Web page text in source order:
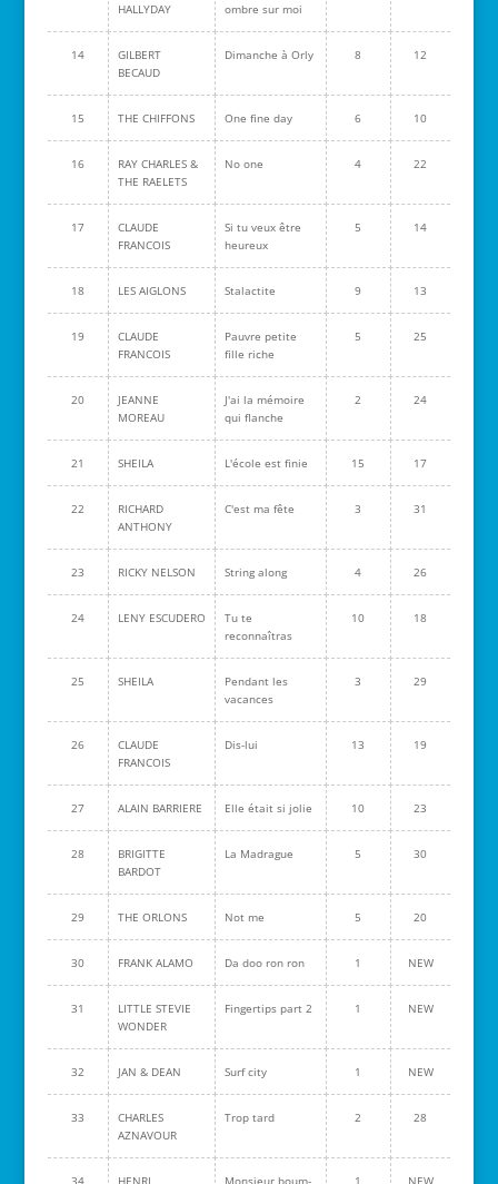
HALLYDAY
ombre sur moi
14
GILBERT
BECAUD
Dimanche à Orly 8 12
15 THE CHIFFONS One fine day 6 10
16
RAY CHARLES &
THE RAELETS
No one 4 22
17
CLAUDE
FRANCOIS
Si tu veux être
heureux
5 14
18 LES AIGLONS Stalactite 9 13
19
CLAUDE
FRANCOIS
Pauvre petite
fille riche
5 25
20
JEANNE
MOREAU
J'ai la mémoire
qui flanche
2 24
21 SHEILA L'école est finie 15 17
22
RICHARD
ANTHONY
C'est ma fête 3 31
23 RICKY NELSON String along 4 26
24 LENY ESCUDERO
Tu te
reconnaîtras
10 18
25 SHEILA
Pendant les
vacances
3 29
26
CLAUDE
FRANCOIS
Dis-lui 13 19
27 ALAIN BARRIERE Elle était si jolie 10 23
28
BRIGITTE
BARDOT
La Madrague 5 30
29 THE ORLONS Not me 5 20
30 FRANK ALAMO Da doo ron ron 1 NEW
31
LITTLE STEVIE
WONDER
Fingertips part 2 1 NEW
32 JAN & DEAN Surf city 1 NEW
33
CHARLES
AZNAVOUR
Trop tard 2 28
34 HENRI Monsieur boum- 1 NEW